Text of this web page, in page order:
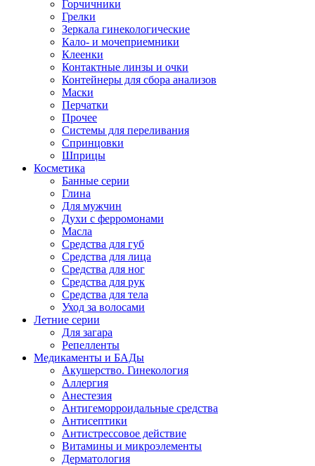
Горчичники
Грелки
Зеркала гинекологические
Кало- и мочеприемники
Клеенки
Контактные линзы и очки
Контейнеры для сбора анализов
Маски
Перчатки
Прочее
Системы для переливания
Спринцовки
Шприцы
Косметика
Банные серии
Глина
Для мужчин
Духи с ферромонами
Масла
Средства для губ
Средства для лица
Средства для ног
Средства для рук
Средства для тела
Уход за волосами
Летние серии
Для загара
Репелленты
Медикаменты и БАДы
Акушерство. Гинекология
Аллергия
Анестезия
Антигеморроидальные средства
Антисептики
Антистрессовое действие
Витамины и микроэлементы
Дерматология